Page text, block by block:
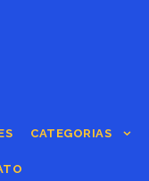
CATEGORIAS